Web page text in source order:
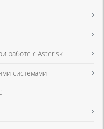
персональных данных для связи
обработки персональных
персональных данных для связи
обработки персональных
работе с Asterisk
системами